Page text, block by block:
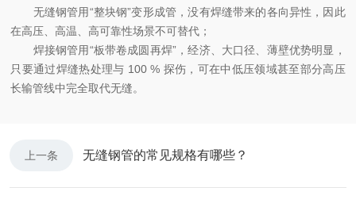
无缝钢管用“整块钢”变形成管，没有焊缝带来的各向异性，因此
在高压、高温、高可靠性场景不可替代；
焊接钢管用“板带卷成圆再焊”，经济、大口径、薄壁优势明显，
只要通过焊缝热处理与 100 % 探伤，可在中低压领域甚至部分高压
长输管线中完全取代无缝。
上一条 无缝钢管的常见规格有哪些？